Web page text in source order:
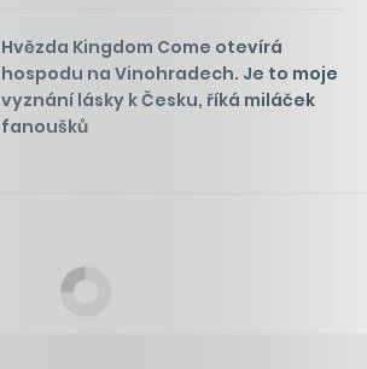
Hvězda Kingdom Come otevírá
hospodu na Vinohradech. Je to moje
vyznání lásky k Česku, říká miláček
fanoušků